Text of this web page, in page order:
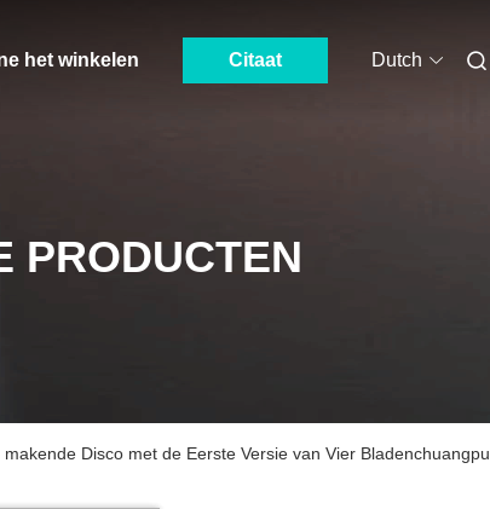
het winkelen Citaat Dutch
PRODUCTEN
Disco met de Eerste Versie van Vier Bladenchuangpu